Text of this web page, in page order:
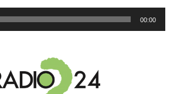
00:00